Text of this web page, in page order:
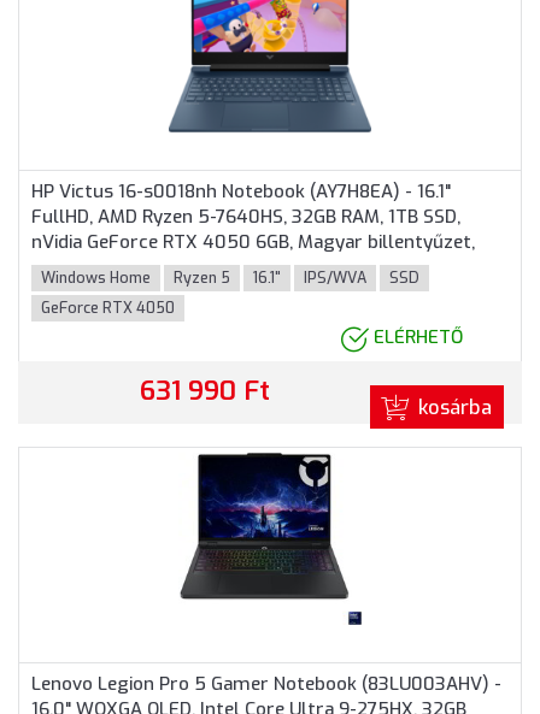
HP Victus 16-s0018nh Notebook (AY7H8EA) - 16.1"
FullHD, AMD Ryzen 5-7640HS, 32GB RAM, 1TB SSD,
nVidia GeForce RTX 4050 6GB, Magyar billentyűzet,
Windows 11 Home, 3 év garancia, Kék színben
Windows Home Ryzen 5 16.1" IPS/WVA
SSD
GeForce RTX 4050
ELÉRHETŐ
631 990 Ft kosárba
Lenovo Legion Pro 5 Gamer Notebook (83LU003AHV) -